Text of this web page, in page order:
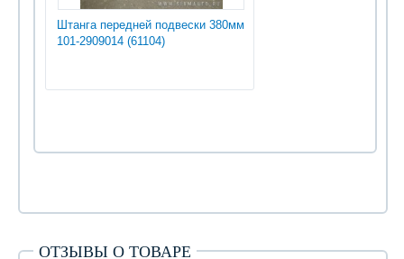
Штанга передней подвески 380мм
101-2909014 (61104)
ОТЗЫВЫ О ТОВАРЕ